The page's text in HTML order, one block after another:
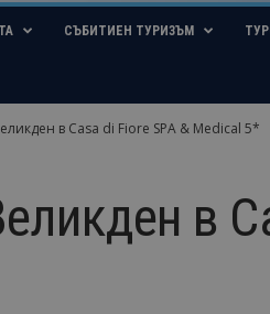
СЪБИТИЕН ТУРИЗЪМ
в Casa di Fiore SPA & Medical 5*
в